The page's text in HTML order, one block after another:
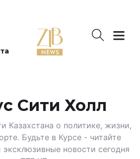
Сити Холл
Казахстана о политике, жизни,
Будьте в Курсе - читайте
новости сегодня